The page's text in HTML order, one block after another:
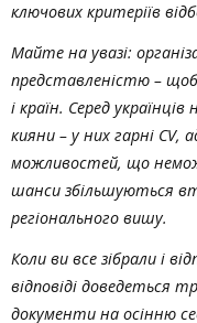
ключових критеріїв
Майте на увазі:
представленістю – щоб
і країн. Серед
кияни – у них гарні CV,
можливостей, що
шанси збільшуються
регіонального вишу.
Коли ви все зібрали і
відповіді доведеться
документи на осінню